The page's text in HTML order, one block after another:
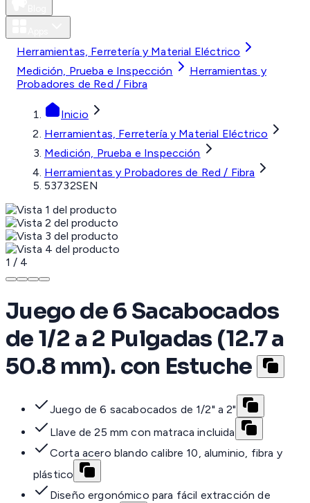
Herramientas, Ferretería y Material Eléctrico
Medición, Prueba e Inspección
Herramientas y
Probadores de Red / Fibra
Inicio
Herramientas, Ferretería y Material Eléctrico
Medición, Prueba e Inspección
Herramientas y Probadores de Red / Fibra
53732SEN
1 / 4
Juego de 6 Sacabocados
de 1/2 a 2 Pulgadas (12.7 a
50.8 mm). con Estuche
Juego de 6 sacabocados de 1/2" a 2"
Llave de 25 mm con matraca incluida
Corta acero blando calibre 10, aluminio, fibra y
plástico
Diseño ergonómico para fácil extracción de